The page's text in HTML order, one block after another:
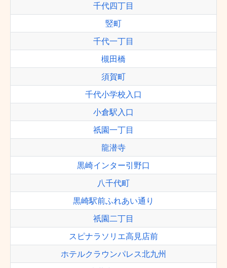
千代四丁目
竪町
千代一丁目
槻田橋
須賀町
千代小学校入口
小倉駅入口
祇園一丁目
龍潜寺
黒崎インター引野口
八千代町
黒崎駅前ふれあい通り
祇園二丁目
スピナラソリエ高見店前
ホテルクラウンパレス北九州